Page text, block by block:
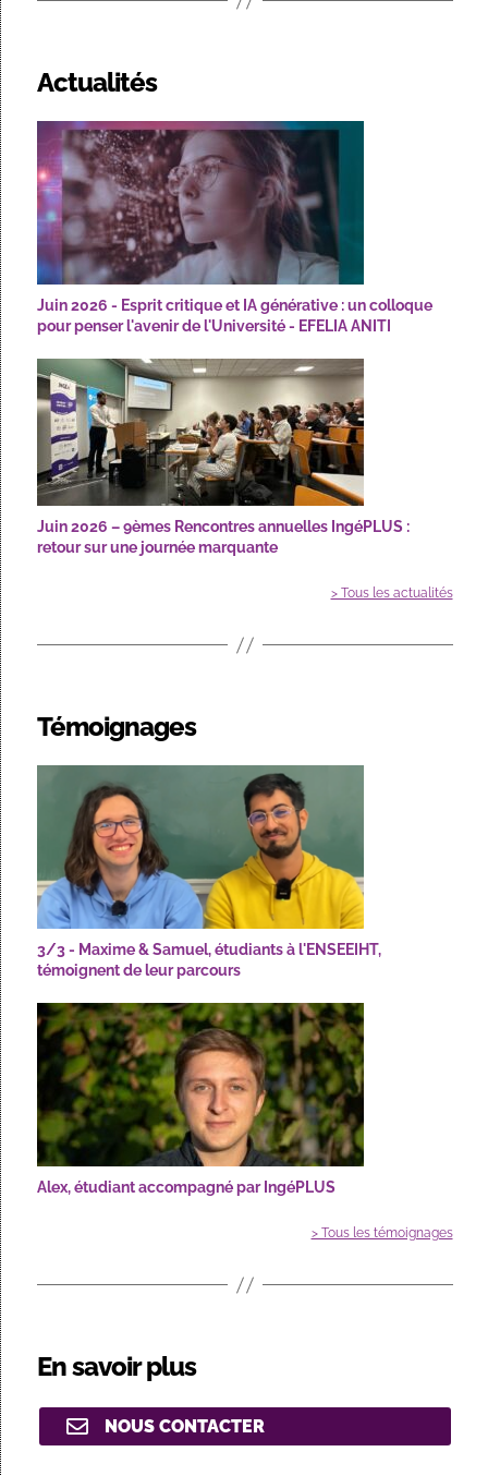
Actualités
Juin 2026 - Esprit critique et IA générative : un colloque
pour penser l'avenir de l'Université - EFELIA ANITI
Juin 2026 – 9èmes Rencontres annuelles IngéPLUS :
retour sur une journée marquante
> Tous les actualités
Témoignages
3/3 - Maxime & Samuel, étudiants à l'ENSEEIHT,
témoignent de leur parcours
Alex, étudiant accompagné par IngéPLUS
> Tous les témoignages
En savoir plus
NOUS CONTACTER